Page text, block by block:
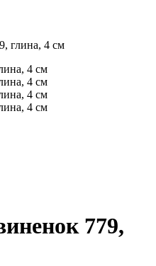
глина, 4 см
779,